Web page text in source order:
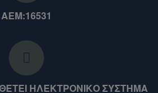
ΑΕΜ:16531
ΗΛΕΚΤΡΟΝΙΚΟ ΣΥΣΤΗΜΑ